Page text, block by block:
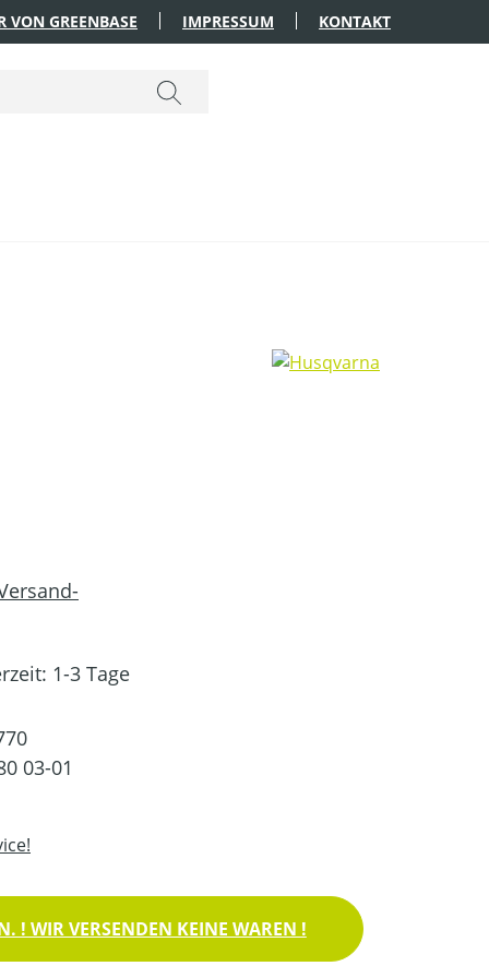
VON GREENBASE IMPRESSUM KONTAKT
1-3 Tage
03-01
! WIR VERSENDEN KEINE WAREN !